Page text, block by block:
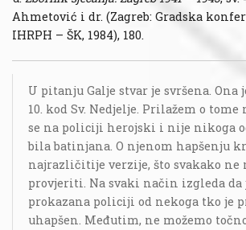
Ahmetović i dr. (Zagreb: Gradska
IHRPH – ŠK, 1984), 180.
U pitanju Galje stvar je svršena. Ona
10. kod Sv. Nedjelje. Prilažem o tome
se na policiji herojski i nije nikoga
bila batinjana. O njenom hapšenju
najrazličitije verzije, što svakako ne
provjeriti. Na svaki način izgleda
prokazana policiji od nekoga tko je
uhapšen. Međutim, ne možemo